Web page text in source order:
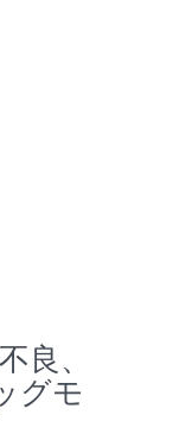
良、
グモ